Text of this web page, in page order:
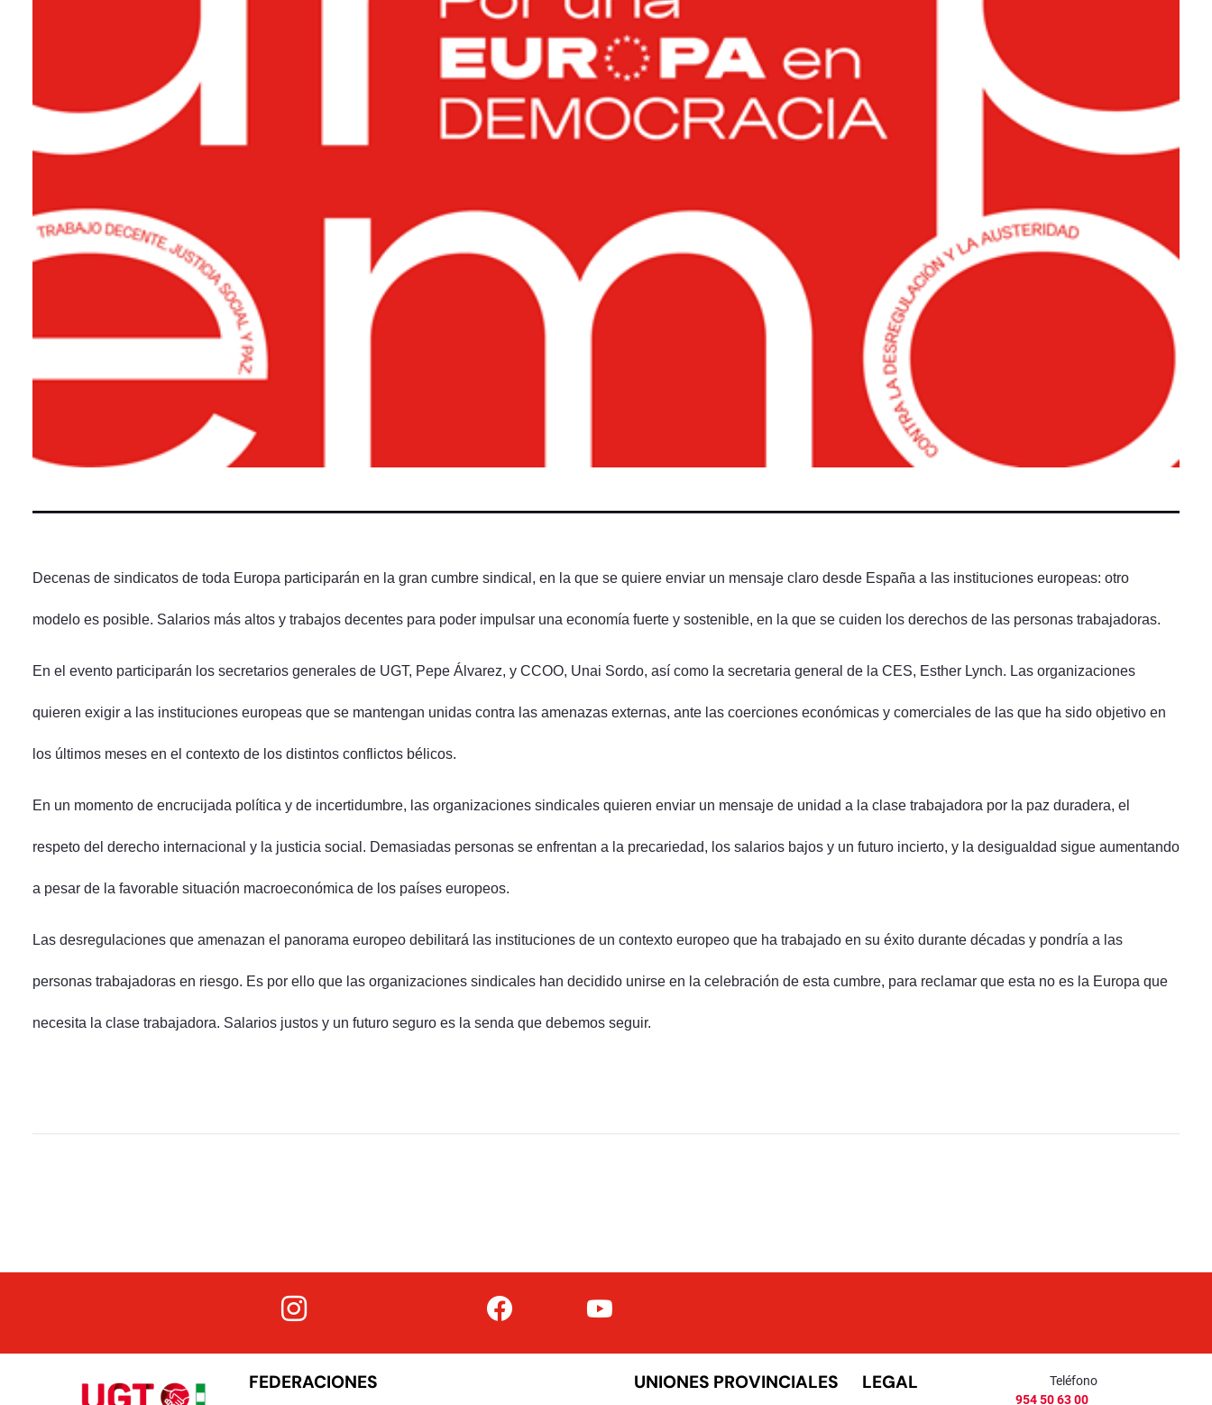
Decenas de sindicatos de toda Europa participarán en la gran cumbre sindical, en la que se quiere enviar un mensaje claro desde España a las instituciones europeas: otro
modelo es posible. Salarios más altos y trabajos decentes para poder impulsar una economía fuerte y sostenible, en la que se cuiden los derechos de las personas trabajadoras.
En el evento participarán los secretarios generales de UGT, Pepe Álvarez, y CCOO, Unai Sordo, así como la secretaria general de la CES, Esther Lynch. Las organizaciones
quieren exigir a las instituciones europeas que se mantengan unidas contra las amenazas externas, ante las coerciones económicas y comerciales de las que ha sido objetivo en
los últimos meses en el contexto de los distintos conflictos bélicos.
En un momento de encrucijada política y de incertidumbre, las organizaciones sindicales quieren enviar un mensaje de unidad a la clase trabajadora por la paz duradera, el
respeto del derecho internacional y la justicia social. Demasiadas personas se enfrentan a la precariedad, los salarios bajos y un futuro incierto, y la desigualdad sigue aumentando
a pesar de la favorable situación macroeconómica de los países europeos.
Las desregulaciones que amenazan el panorama europeo debilitará las instituciones de un contexto europeo que ha trabajado en su éxito durante décadas y pondría a las
personas trabajadoras en riesgo. Es por ello que las organizaciones sindicales han decidido unirse en la celebración de esta cumbre, para reclamar que esta no es la Europa que
necesita la clase trabajadora. Salarios justos y un futuro seguro es la senda que debemos seguir.
FEDERACIONES UNIONES PROVINCIALES LEGAL
Teléfono
954 50 63 00